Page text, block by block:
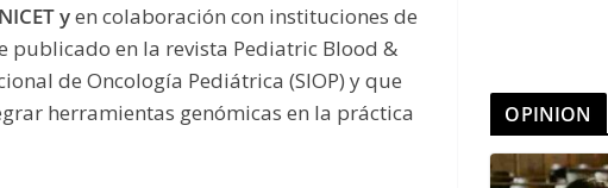
yen colaboración con instituciones de
en la revista Pediatric Blood &
de Oncología Pediátrica (SIOP) y que
herramientas genómicas en la práctica
OPINION